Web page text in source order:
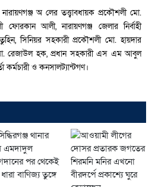
অ লের তত্ত্বাবধায়ক প্রকৌশলী মো.
ফোরকান আলী, নারায়ণগঞ্জ জেলার নির্বাহী
সিনিয়র সহকারী প্রকৌশলী মো. হায়দার
রেজাউল হক, প্রধান সহকারী এস এম আবুল
কর্মচারী ও কনসালট্যান্টগণ।